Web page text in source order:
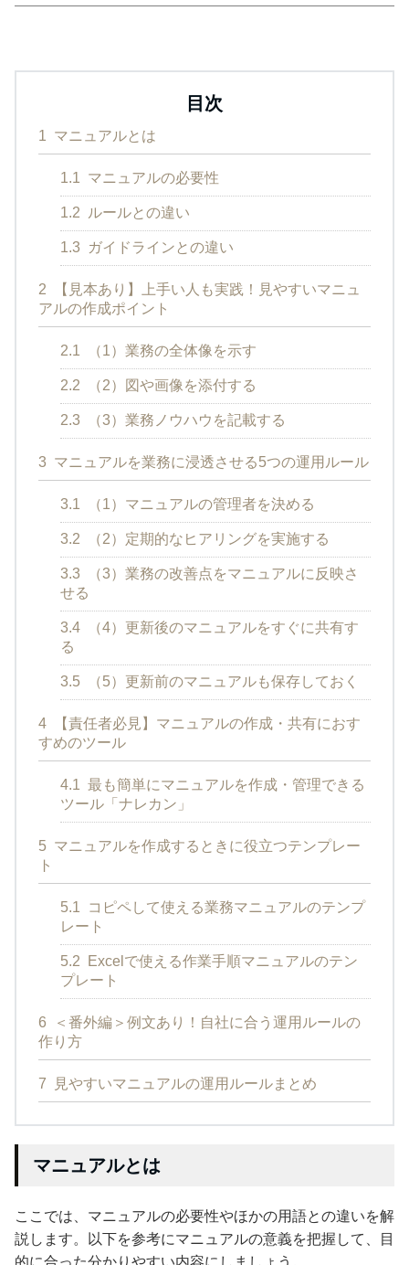
目次
1 マニュアルとは
1.1 マニュアルの必要性
1.2 ルールとの違い
1.3 ガイドラインとの違い
2
【見本あり】上手い人も実践！見やすいマニュ
アルの作成ポイント
2.1 （1）業務の全体像を示す
2.2 （2）図や画像を添付する
2.3 （3）業務ノウハウを記載する
3 マニュアルを業務に浸透させる5つの運用ルール
3.1 （1）マニュアルの管理者を決める
3.2 （2）定期的なヒアリングを実施する
3.3
（3）業務の改善点をマニュアルに反映さ
せる
3.4
（4）更新後のマニュアルをすぐに共有す
る
3.5 （5）更新前のマニュアルも保存しておく
4
【責任者必見】マニュアルの作成・共有におす
すめのツール
4.1 最も簡単にマニュアルを作成・管理できる
ツール「ナレカン」
5 マニュアルを作成するときに役立つテンプレー
ト
5.1
コピペして使える業務マニュアルのテンプ
レート
5.2
Excelで使える作業手順マニュアルのテン
プレート
6
＜番外編＞例文あり！自社に合う運用ルールの
作り方
7 見やすいマニュアルの運用ルールまとめ
マニュアルとは
ここでは、マニュアルの必要性やほかの用語との違いを解
説します。以下を参考にマニュアルの意義を把握して、目
的に合った分かりやすい内容にしましょう。